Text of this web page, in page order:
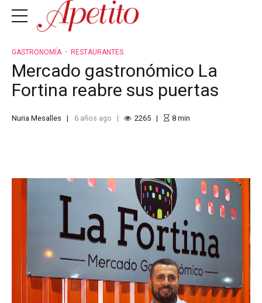
GASTRONOMÍA RESTAURANTES
Mercado gastronómico La
Fortina reabre sus puertas
Nuria Mesalles 6 años ago 2265 8min